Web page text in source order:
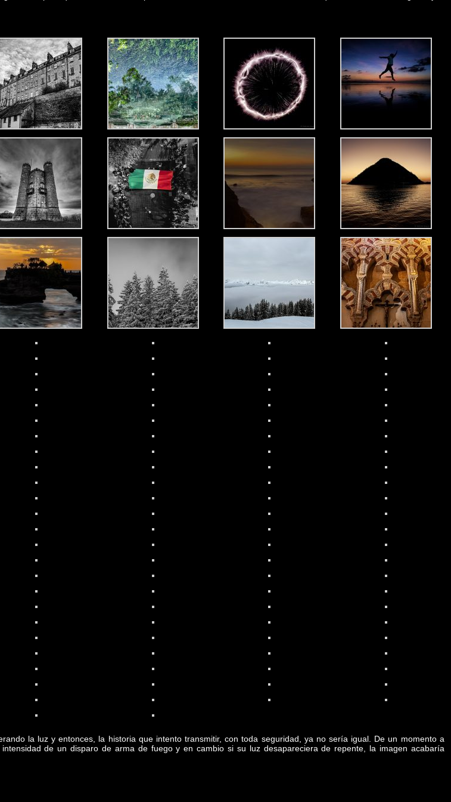
solo una cuestión de luces y sombras, sino una ejecución deliberada de disparos visuales que buscan capturar la
vemos. Cada uno de esos disparos tiene un calibre que mide la historia que se quiere contar.
resultar polémica al abrir un diálogo con las personas a través del fotógrafo y llevar a la reflexión.
revelar aquello que suele permanecer en las sombras. Es un juego de fuego y agua, contrastando un color
suaves, generando un choque de energías, un contraste que se convierte en un enemigo para quienes buscan la
Pero para quienes entienden el poder de los contrastes, esta lucha visual es lo que da vida a una fotografía y la